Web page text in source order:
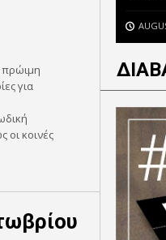
πρώιμη
για
οι κοινές